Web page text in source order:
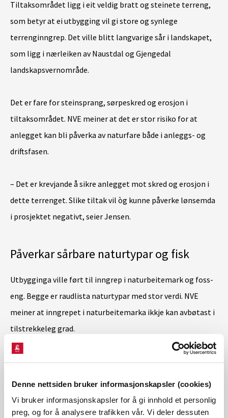
Denne nettsiden bruker informasjonskapsler (cookies)
Vi bruker informasjonskapsler for å gi innhold et personlig
preg, og for å analysere trafikken vår. Vi deler dessuten
Tiltaksområdet ligg i eit veldig bratt og steinete terreng,
som betyr at ei utbygging vil gi store og synlege
terrenginngrep. Det ville blitt langvarige sår i landskapet,
som ligg i nærleiken av Naustdal og Gjengedal
landskapsvernområde.
Det er fare for steinsprang, sørpeskred og erosjon i
tiltaksområdet. NVE meiner at det er stor risiko for at
anlegget kan bli påverka av naturfare både i anleggs- og
driftsfasen.
– Det er krevjande å sikre anlegget mot skred og erosjon i
dette terrenget. Slike tiltak vil òg kunne påverke lønsemda
i prosjektet negativt, seier Jensen.
Påverkar sårbare naturtypar og fisk
Utbygginga ville ført til inngrep i naturbeitemark og foss-
eng. Begge er raudlista naturtypar med stor verdi. NVE
meiner at inngrepet i naturbeitemarka ikkje kan avbøtast i
tilstrekkeleg grad.
Redusert vassføring i Blådalselva og Kandalselva vil òg
Kandalselva er frå før påverka av kraftutbygging, og
Blådalselva bidreg i dag med viktig restvassføring.